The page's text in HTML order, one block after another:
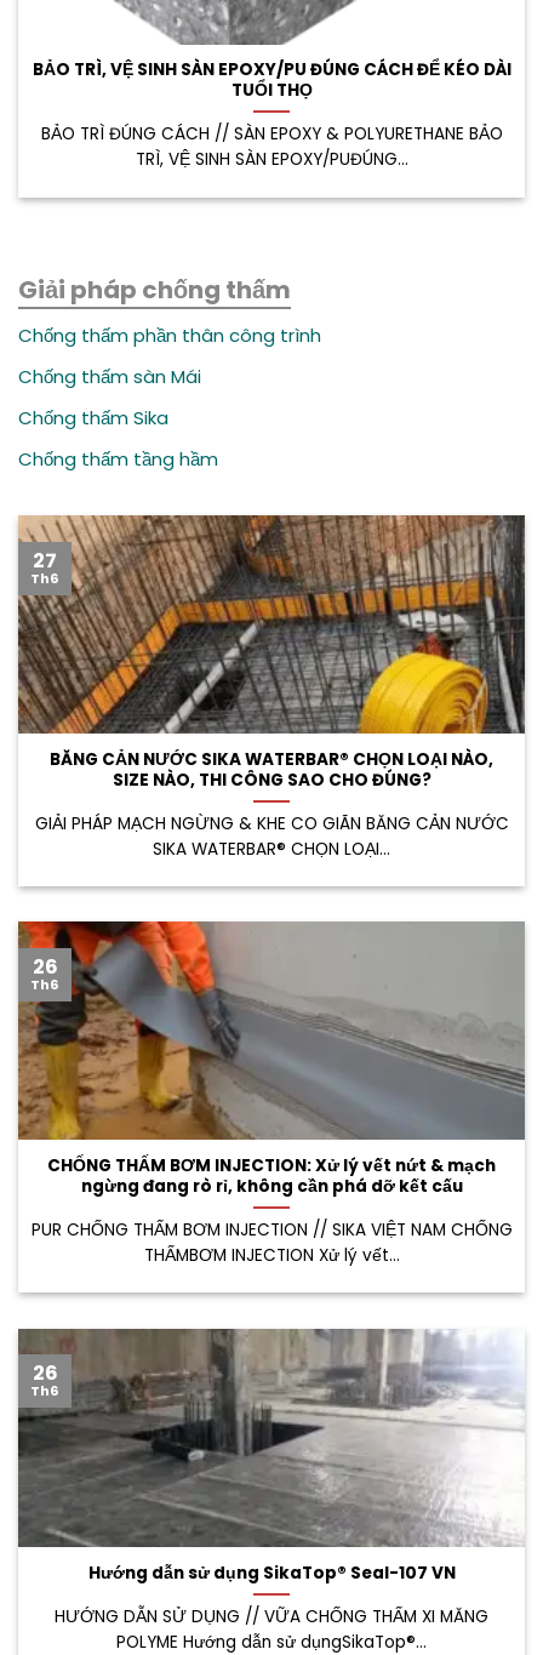
BẢO TRÌ, VỆ SINH SÀN EPOXY/PU ĐÚNG CÁCH ĐỂ KÉO DÀI
TUỔI THỌ
BẢO TRÌ ĐÚNG CÁCH // SÀN EPOXY & POLYURETHANE BẢO
TRÌ, VỆ SINH SÀN EPOXY/PUĐÚNG...
Giải pháp chống thấm
Chống thấm phần thân công trình
Chống thấm sàn Mái
Chống thấm Sika
Chống thấm tầng hầm
BĂNG CẢN NƯỚC SIKA WATERBAR® CHỌN LOẠI NÀO,
SIZE NÀO, THI CÔNG SAO CHO ĐÚNG?
GIẢI PHÁP MẠCH NGỪNG & KHE CO GIÃN BĂNG CẢN NƯỚC
SIKA WATERBAR® CHỌN LOẠI...
27
Th6
CHỐNG THẤM BƠM INJECTION: Xử lý vết nứt & mạch
ngừng đang rò rỉ, không cần phá dỡ kết cấu
PUR CHỐNG THẤM BƠM INJECTION // SIKA VIỆT NAM CHỐNG
THẤMBƠM INJECTION Xử lý vết...
26
Th6
Hướng dẫn sử dụng SikaTop® Seal-107 VN
HƯỚNG DẪN SỬ DỤNG // VỮA CHỐNG THẤM XI MĂNG
POLYME Hướng dẫn sử dụngSikaTop®...
26
Th6